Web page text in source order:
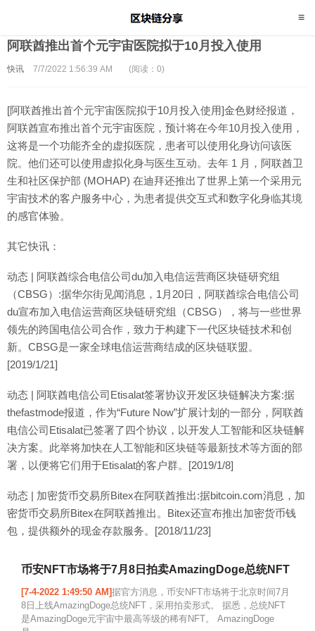
阿联酋推出首个元宇宙医院拟于10月投入使用
快讯 7/7/2022 1:56:39 AM (阅读：0)
[阿联酋推出首个元宇宙医院拟于10月投入使用]金色财经报道，
阿联酋宣布推出首个元宇宙医院，预计将在今年10月投入使用，
这将是一个功能齐全的虚拟医院，患者可以使用化身访问该医
院。他们还可以使用虚拟化身与医生互动。去年 1 月，阿联酋卫
生和社区保护部 (MOHAP) 在迪拜还推出了世界上第一个采用元
宇宙技术的客户服务中心，为患者提供交互式和数字化身临其境
的感官体验。
其它快讯：
动态 | 阿联酋综合电信公司du加入电信运营商区块链研究组
（CBSG）:据华尔街见闻消息，1月20日，阿联酋综合电信公司
du宣布加入电信运营商区块链研究组（CBSG），将与一些世界
领先的跨国电信公司合作，致力于构建下一代区块链技术和创
新。CBSG是一家全球电信运营商结成的区块链联盟。
[2019/1/21]
动态 | 阿联酋电信公司Etisalat签署协议开发区块链解决方案:据
thefastmode报道，作为“Future Now”扩展计划的一部分，阿联酋
电信公司Etisalat已签署了四个协议，以开发人工智能和区块链解
决方案。此举将加快在人工智能和区块链等最新技术等方面的部
署，以便将它们用于Etisalat的客户群。[2019/1/8]
动态 | 加密货币交易所Bitex在阿联酋推出:据bitcoin.com消息，加
密货币交易所Bitex在阿联酋推出。Bitex还宣布推出加密货币钱
包，提供额外的现金存款服务。[2018/11/23]
币安NFT市场将于7月8日拍卖AmazingDoge总统NFT
[7-4-2022 1:49:50 AM]据官方消息，币安NFT市场将于北京时间7月
8日上线AmazingDoge总统NFT，采用拍卖形式。 据悉，总统NFT
是AmazingDoge元宇宙中最高等级的稀有NFT。 AmazingDoge